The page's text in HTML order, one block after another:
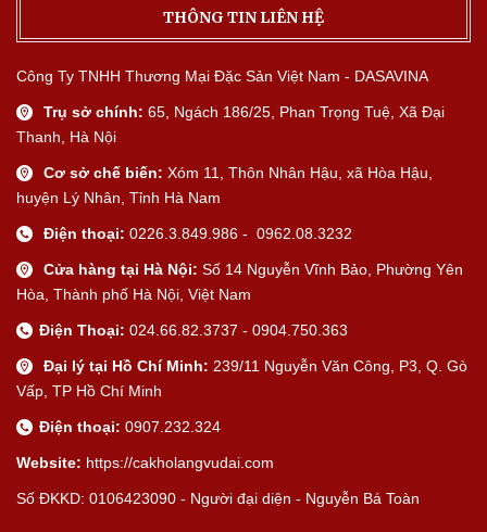
THÔNG TIN LIÊN HỆ
Công Ty TNHH Thương Mại Đặc Sản Việt Nam - DASAVINA
Trụ sở chính: 65, Ngách 186/25, Phan Trọng Tuệ, Xã Đại
Thanh, Hà Nội
Cơ sở chế biến: Xóm 11, Thôn Nhân Hậu, xã Hòa Hậu,
huyện Lý Nhân, Tỉnh Hà Nam
Điện thoại: 0226.3.849.986 - 0962.08.3232
Cửa hàng tại Hà Nội: Số 14 Nguyễn Vĩnh Bảo, Phường Yên
Hòa, Thành phố Hà Nội, Việt Nam
Điện Thoại: 024.66.82.3737 - 0904.750.363
Đại lý tại Hồ Chí Minh: 239/11 Nguyễn Văn Công, P3, Q. Gò
Vấp, TP Hồ Chí Minh
Điện thoại: 0907.232.324
Website: https://cakholangvudai.com
Số ĐKKD: 0106423090 - Người đại diện - Nguyễn Bá Toàn